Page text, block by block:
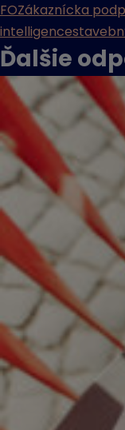
FOZákaznícka
intelligence
Ďalšie